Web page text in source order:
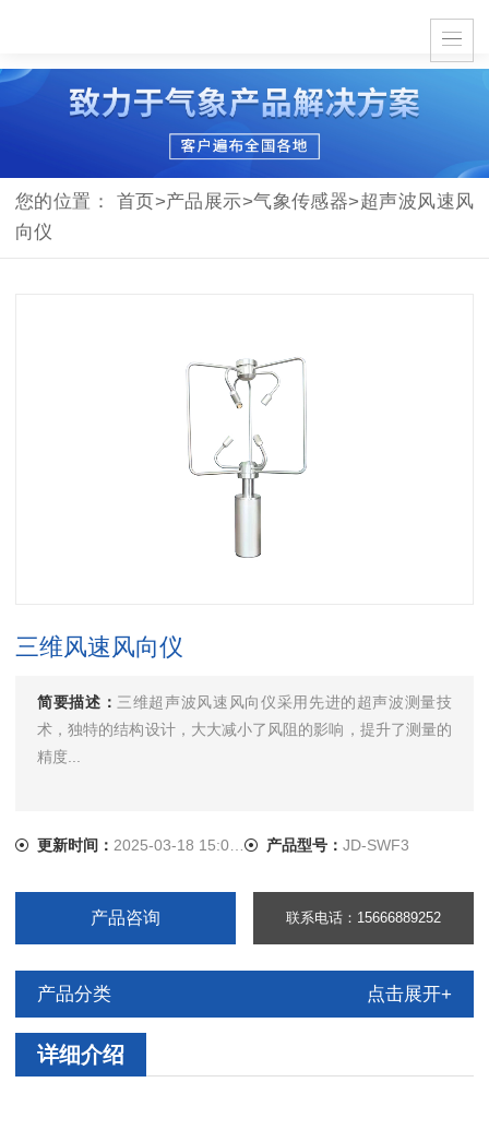
您的位置： 首页 >产品展示>气象传感器>超声波风速风
向仪
三维风速风向仪
简要描述： 三维超声波风速风向仪采用先进的超声波测量技
术，独特的结构设计，大大减小了风阻的影响，提升了测量的
精度...
更新时间： 2025-03-18 15:08:58 产品型号： JD-SWF3
产品咨询 联系电话：15666889252
产品分类 点击展开+
详细介绍